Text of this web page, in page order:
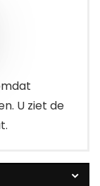
U ziet de